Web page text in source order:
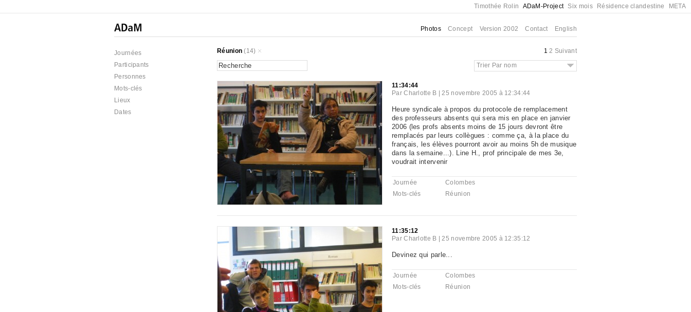
Timothée Rolin ADaM-Project Six mois Résidence clandestine META
Photos Concept Version 2002 Contact English
Journées
Participants
Personnes
Mots-clés
Lieux
Dates
Réunion (14) 1 2 Suivant
Trier Par nom
11:34:44
ParCharlotte B |25 novembre 2005 à 12:34:44
Heure syndicale à propos du protocole de remplacement
des professeurs absents qui sera mis en place en janvier
2006 (les profs absents moins de 15 jours devront être
remplacés par leurs collègues : comme ça, à la place du
français, les élèves pourront avoir au moins 5h de musique
dans la semaine...). Line H., prof principale de mes 3e,
voudrait intervenir
Journée
Colombes
Mots-clés
Réunion
11:35:12
ParCharlotte B |25 novembre 2005 à 12:35:12
Devinez qui parle...
Journée
Colombes
Mots-clés
Réunion